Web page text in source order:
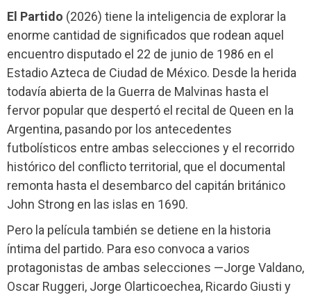
El Partido (2026) tiene la inteligencia de explorar la
enorme cantidad de significados que rodean aquel
encuentro disputado el 22 de junio de 1986 en el
Estadio Azteca de Ciudad de México. Desde la herida
todavía abierta de la Guerra de Malvinas hasta el
fervor popular que despertó el recital de Queen en la
Argentina, pasando por los antecedentes
futbolísticos entre ambas selecciones y el recorrido
histórico del conflicto territorial, que el documental
remonta hasta el desembarco del capitán británico
John Strong en las islas en 1690.
Pero la película también se detiene en la historia
íntima del partido. Para eso convoca a varios
protagonistas de ambas selecciones —Jorge Valdano,
Oscar Ruggeri, Jorge Olarticoechea, Ricardo Giusti y